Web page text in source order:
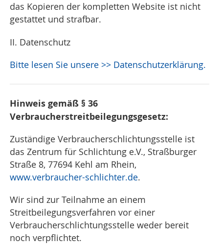
das Kopieren der kompletten Website ist nicht
gestattet und strafbar.
II. Datenschutz
Bitte lesen Sie unsere >> Datenschutzerklärung.
Hinweis gemäß § 36
Verbraucherstreitbeilegungsgesetz:
Zuständige Verbraucherschlichtungsstelle ist
das Zentrum für Schlichtung e.V., Straßburger
Straße 8, 77694 Kehl am Rhein,
www.verbraucher-schlichter.de.
Wir sind zur Teilnahme an einem
Streitbeilegungsverfahren vor einer
Verbraucherschlichtungsstelle weder bereit
noch verpflichtet.